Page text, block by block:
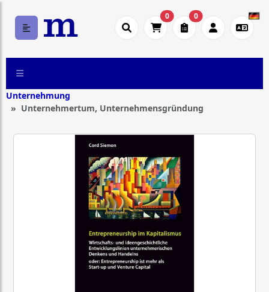
0 0
Unternehmung
Unternehmertum, Unternehmensgründung